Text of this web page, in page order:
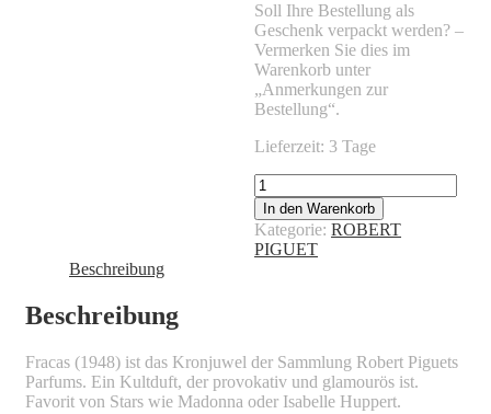
Soll Ihre Bestellung als
Geschenk verpackt werden? –
Vermerken Sie dies im
Warenkorb unter
„Anmerkungen zur
Bestellung“.
Lieferzeit: 3 Tage
ROBERT
PIGUET
-
FRACAS
Menge
In den Warenkorb
Kategorie:ROBERT
PIGUET
Beschreibung
Beschreibung
Fracas (1948) ist das Kronjuwel der Sammlung Robert Piguets
Parfums. Ein Kultduft, der provokativ und glamourös ist.
Favorit von Stars wie Madonna oder Isabelle Huppert.